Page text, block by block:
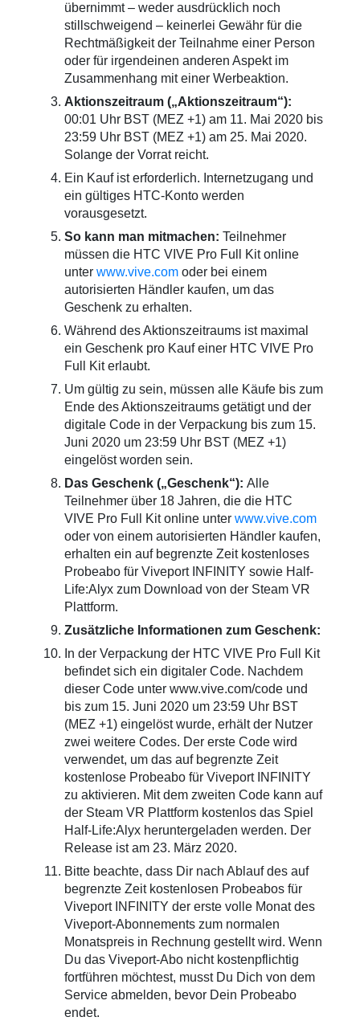
übernimmt – weder ausdrücklich noch
stillschweigend – keinerlei Gewähr für die
Rechtmäßigkeit der Teilnahme einer Person
oder für irgendeinen anderen Aspekt im
Zusammenhang mit einer Werbeaktion.
Aktionszeitraum („Aktionszeitraum“):
00:01 Uhr BST (MEZ +1) am 11. Mai 2020 bis
23:59 Uhr BST (MEZ +1) am 25. Mai 2020.
Solange der Vorrat reicht.
Ein Kauf ist erforderlich. Internetzugang und
ein gültiges HTC-Konto werden
vorausgesetzt.
So kann man mitmachen: Teilnehmer
müssen die HTC VIVE Pro Full Kit online
unter www.vive.com oder bei einem
autorisierten Händler kaufen, um das
Geschenk zu erhalten.
Während des Aktionszeitraums ist maximal
ein Geschenk pro Kauf einer HTC VIVE Pro
Full Kit erlaubt.
Um gültig zu sein, müssen alle Käufe bis zum
Ende des Aktionszeitraums getätigt und der
digitale Code in der Verpackung bis zum 15.
Juni 2020 um 23:59 Uhr BST (MEZ +1)
eingelöst worden sein.
Das Geschenk („Geschenk“): Alle
Teilnehmer über 18 Jahren, die die HTC
VIVE Pro Full Kit online unter www.vive.com
oder von einem autorisierten Händler kaufen,
erhalten ein auf begrenzte Zeit kostenloses
Probeabo für Viveport INFINITY sowie Half-
Life:Alyx zum Download von der Steam VR
Plattform.
Zusätzliche Informationen zum Geschenk:
In der Verpackung der HTC VIVE Pro Full Kit
befindet sich ein digitaler Code. Nachdem
dieser Code unter www.vive.com/code und
bis zum 15. Juni 2020 um 23:59 Uhr BST
(MEZ +1) eingelöst wurde, erhält der Nutzer
zwei weitere Codes. Der erste Code wird
verwendet, um das auf begrenzte Zeit
kostenlose Probeabo für Viveport INFINITY
zu aktivieren. Mit dem zweiten Code kann auf
der Steam VR Plattform kostenlos das Spiel
Half-Life:Alyx heruntergeladen werden. Der
Release ist am 23. März 2020.
Bitte beachte, dass Dir nach Ablauf des auf
begrenzte Zeit kostenlosen Probeabos für
Viveport INFINITY der erste volle Monat des
Viveport-Abonnements zum normalen
Monatspreis in Rechnung gestellt wird. Wenn
Du das Viveport-Abo nicht kostenpflichtig
fortführen möchtest, musst Du Dich von dem
Service abmelden, bevor Dein Probeabo
endet.